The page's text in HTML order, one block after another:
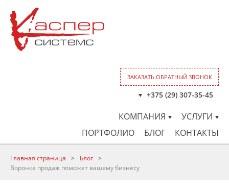
ЗАКАЗАТЬ ОБРАТНЫЙ ЗВОНОК
+375 (29) 307-35-45
КОМПАНИЯ
УСЛУГИ
ПОРТФОЛИО
БЛОГ КОНТАКТЫ
Главная страница > Блог >
Воронка продаж поможет вашему бизнесу